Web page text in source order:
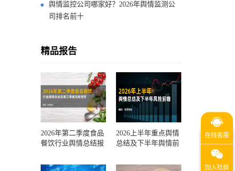
舆情监控公司哪家好？2026年舆情监测公
司排名前十
精品报告
2026年第二季度食品
餐饮行业舆情总结报
测
2026上半年重点舆情
总结及下半年舆情前